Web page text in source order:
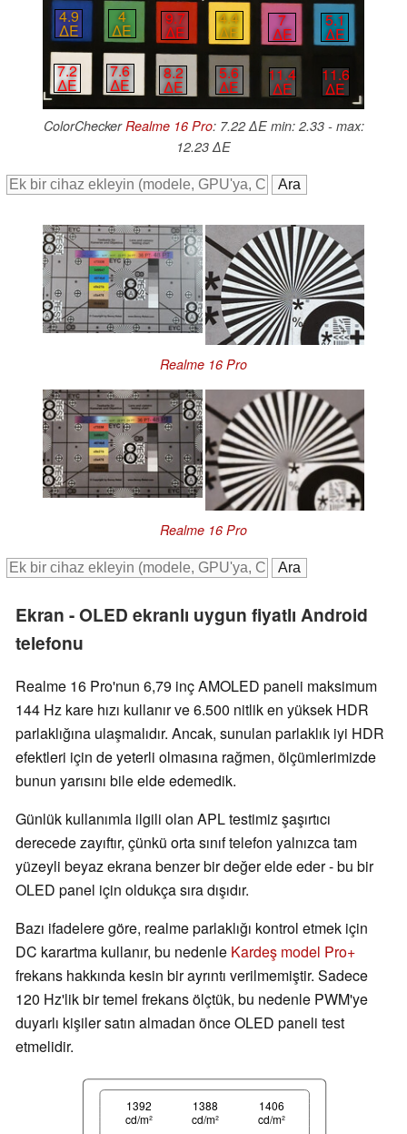
4.9
∆E
4
∆E
9.7
∆E
4.4
∆E
7
∆E
5.1
∆E
7.2
∆E
7.6
∆E
8.2
∆E
5.6
∆E
11.4
∆E
11.6
∆E
ColorCheckerRealme 16 Pro: 7.22 ∆E min: 2.33 - max:
12.23 ∆E
Realme 16 Pro
Realme 16 Pro
Ekran - OLED ekranlı uygun fiyatlı Android
telefonu
Realme 16 Pro'nun 6,79 inç AMOLED paneli maksimum
144 Hz kare hızı kullanır ve 6.500 nitlik en yüksek HDR
parlaklığına ulaşmalıdır. Ancak, sunulan parlaklık iyi HDR
efektleri için de yeterli olmasına rağmen, ölçümlerimizde
bunun yarısını bile elde edemedik.
Günlük kullanımla ilgili olan APL testimiz şaşırtıcı
derecede zayıftır, çünkü orta sınıf telefon yalnızca tam
yüzeyli beyaz ekrana benzer bir değer elde eder - bu bir
OLED panel için oldukça sıra dışıdır.
Bazı ifadelere göre, realme parlaklığı kontrol etmek için
DC karartma kullanır, bu nedenle Kardeş model Pro+
frekans hakkında kesin bir ayrıntı verilmemiştir. Sadece
120 Hz'lik bir temel frekans ölçtük, bu nedenle PWM'ye
duyarlı kişiler satın almadan önce OLED paneli test
etmelidir.
1392
cd/m²
1388
cd/m²
1406
cd/m²